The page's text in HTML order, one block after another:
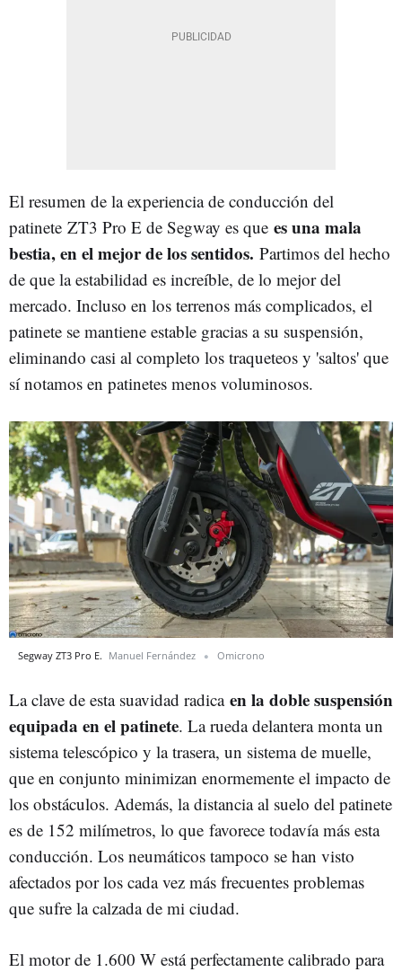
El resumen de la experiencia de conducción del
patinete ZT3 Pro E de Segway es que es una mala
bestia, en el mejor de los sentidos. Partimos del hecho
de que la estabilidad es increíble, de lo mejor del
mercado. Incluso en los terrenos más complicados, el
patinete se mantiene estable gracias a su suspensión,
eliminando casi al completo los traqueteos y 'saltos' que
sí notamos en patinetes menos voluminosos.
Segway ZT3 Pro E. Manuel Fernández Omicrono
La clave de esta suavidad radica en la doble suspensión
equipada en el patinete. La rueda delantera monta un
sistema telescópico y la trasera, un sistema de muelle,
que en conjunto minimizan enormemente el impacto de
los obstáculos. Además, la distancia al suelo del patinete
es de 152 milímetros, lo que favorece todavía más esta
conducción. Los neumáticos tampoco se han visto
afectados por los cada vez más frecuentes problemas
que sufre la calzada de mi ciudad.
El motor de 1.600 W está perfectamente calibrado para